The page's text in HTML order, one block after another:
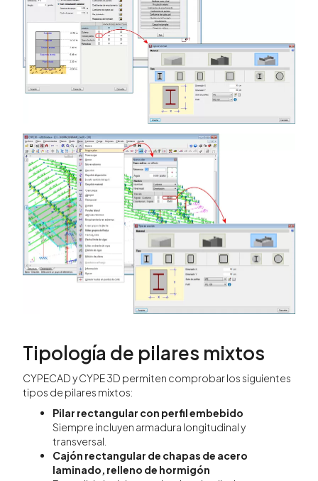
Tipología de pilares mixtos
CYPECAD y CYPE 3D permiten comprobar los siguientes
tipos de pilares mixtos:
Pilar rectangular con perfil embebido
Siempre incluyen armadura longitudinal y
transversal.
Cajón rectangular de chapas de acero
laminado, relleno de hormigón